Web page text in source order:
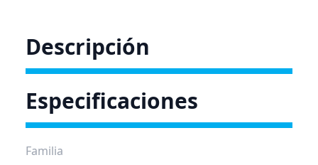
Descripción
Especificaciones
Familia